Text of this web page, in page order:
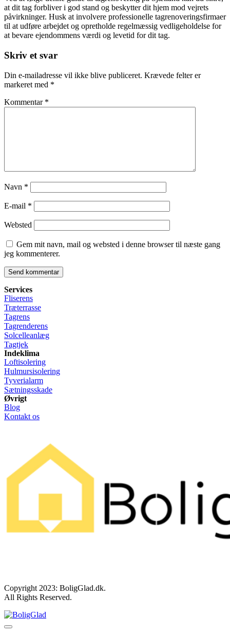
at dit tag forbliver i god stand og beskytter dit hjem mod vejrets
påvirkninger. Husk at involvere professionelle tagrenoveringsfirmaer
til at udføre arbejdet og opretholde regelmæssig vedligeholdelse for
at bevare ejendommens værdi og levetid for dit tag.
Skriv et svar
Din e-mailadresse vil ikke blive publiceret. Krævede felter er
markeret med *
Kommentar *
Navn *
E-mail *
Websted
Gem mit navn, mail og websted i denne browser til næste gang
jeg kommenterer.
Services
Fliserens
Træterrasse
Tagrens
Tagrenderens
Solcelleanlæg
Tagtjek
Indeklima
Loftisolering
Hulmursisolering
Tyverialarm
Sætningsskade
Øvrigt
Blog
Kontakt os
Copyright 2023: BoligGlad.dk.
All Rights Reserved.